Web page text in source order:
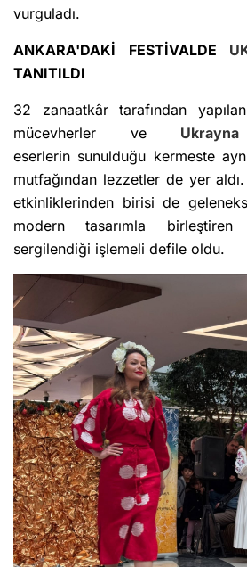
vurguladı.
ANKARA'DAKİ FESTİVALDE
TANITILDI
32 zanaatkâr tarafından
mücevherler ve Ukrayna
eserlerin sunulduğu kermeste
mutfağından lezzetler de yer
etkinliklerinden birisi de
modern tasarımla
sergilendiği işlemeli defile oldu.